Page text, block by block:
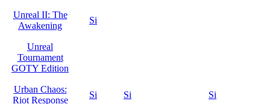
Unreal II: The
Awakening
Si
Unreal
Tournament
GOTY Edition
Urban Chaos:
Riot Response
Si Si Si